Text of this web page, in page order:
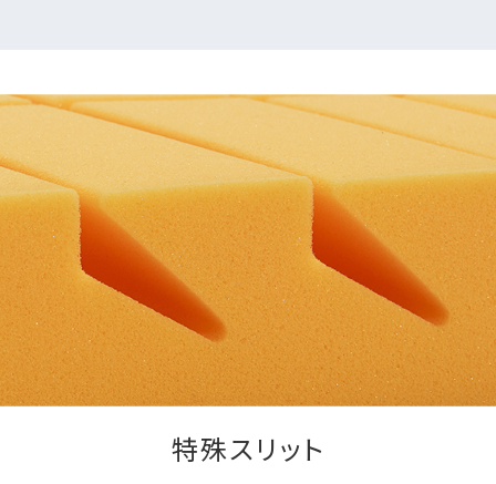
特殊スリット